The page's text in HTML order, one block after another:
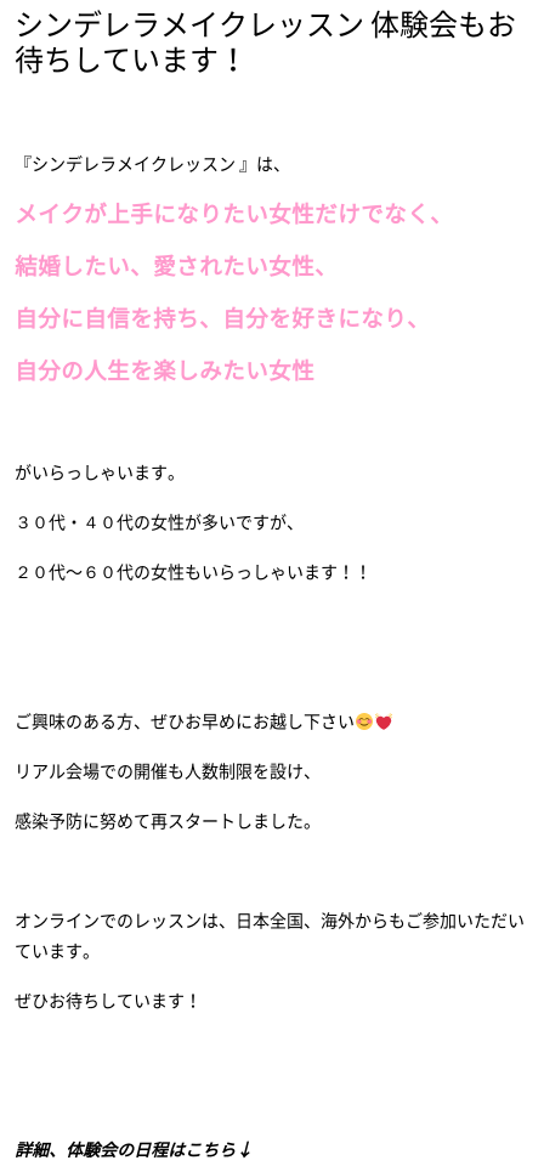
シンデレラメイクレッスン 体験会もお
待ちしています！
『シンデレラメイクレッスン 』は、
メイクが上手になりたい女性だけでなく、
結婚したい、愛されたい女性、
自分に自信を持ち、自分を好きになり、
自分の人生を楽しみたい女性
がいらっしゃいます。
３０代・４０代の女性が多いですが、
２０代〜６０代の女性もいらっしゃいます！！
ご興味のある方、ぜひお早めにお越し下さい
リアル会場での開催も人数制限を設け、
感染予防に努めて再スタートしました。
オンラインでのレッスンは、日本全国、海外からもご参加いただい
ています。
ぜひお待ちしています！
詳細、体験会の日程はこちら↓